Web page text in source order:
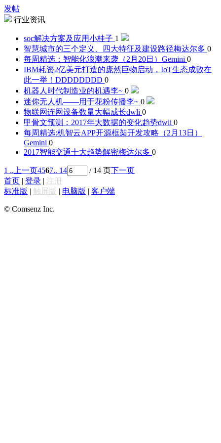
发帖
行业资讯
soc解决方案及应用小桂子 1
智慧城市的三个定义、四大特征及建设路径梅达尔多 0
每周精选：智能化浪潮来袭（2月20日） Gemini 0
IBM耗资2亿美元打造的庞然巨物启动，IoT生态成败在
此一举！ DDDDDDDD 0
机器人时代制造业的机遇李~ 0
迷你无人机——用于花粉传播李~ 0
物联网连网设备数量大幅成长dwli 0
甲骨文预测：2017年大数据的变化趋势dwli 0
每周精选:机智云APP开源框架开发攻略（2月13日）
Gemini 0
2017智能交通十大趋势解密梅达尔多 0
1 .. 上一页4567.. 14 / 14 页下一页
首页 | 登录 | 注册
标准版 | 触屏版 | 电脑版 | 客户端
© Comsenz Inc.